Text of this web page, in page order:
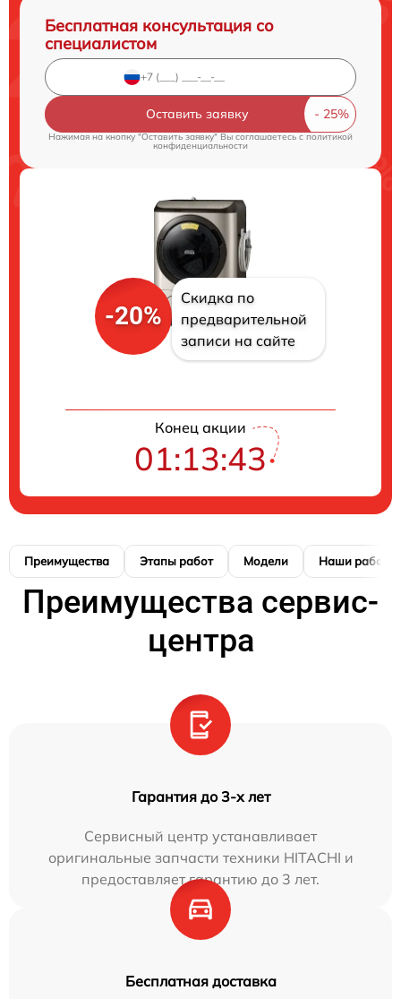
Бесплатная консультация со
специалистом
Оставить заявку
Нажимая на кнопку "Оставить заявку" Вы соглашаетесь cполитикой
конфиденциальности
-20%
Скидка по
предварительной
записи на сайте
Конец акции
01:13:42
Преимущества Этапы работ Модели Наши работы
Преимущества сервис-
центра
Гарантия до 3-х лет
Сервисный центр устанавливает
оригинальные запчасти техники HITACHI и
предоставляет гарантию до 3 лет.
Бесплатная доставка